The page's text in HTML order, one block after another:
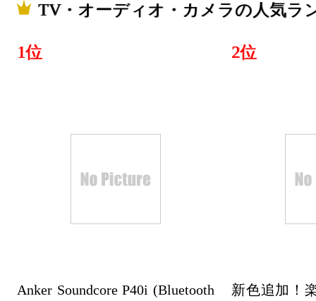
TV・オー
キング：2位
TV・オー
キング：18位
TV・オーディオ・カメラの人気ラ
1位
Anker Soundcore P40i (Bluetooth
2位
新色追加！